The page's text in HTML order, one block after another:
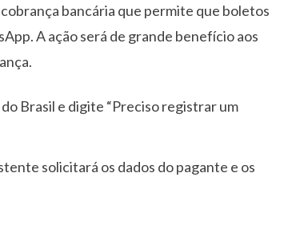
bancária que permite que boletos
A ação será de grande benefício aos
Brasil e digite “Preciso registrar um
solicitará os dados do pagante e os